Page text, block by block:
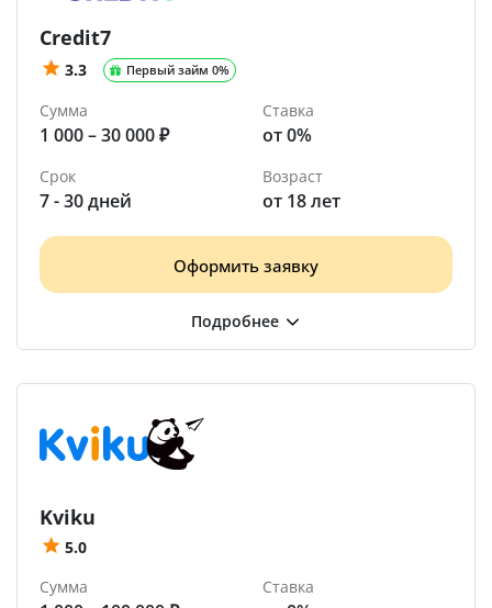
Credit7
3.3 Первый займ 0%
Сумма
1 000 – 30 000 ₽
Ставка
от 0%
Срок
7 - 30 дней
Возраст
от 18 лет
Оформить заявку
Kviku
5.0
Сумма
Ставка